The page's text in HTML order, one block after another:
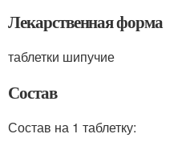
Лекарственная форма
таблетки шипучие
Состав
Состав на 1 таблетку: